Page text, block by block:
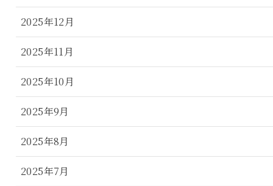
2025年12月
2025年11月
2025年10月
2025年9月
2025年8月
2025年7月